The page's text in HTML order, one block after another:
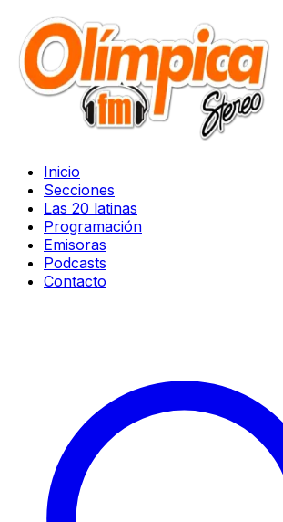
Inicio
Secciones
Las 20 latinas
Programación
Emisoras
Podcasts
Contacto